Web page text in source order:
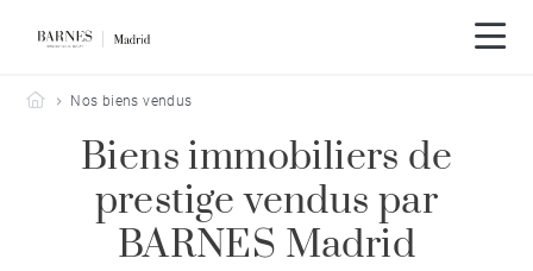
Barnes Madrid
Nos biens vendus
Biens immobiliers de
prestige vendus par
BARNES Madrid